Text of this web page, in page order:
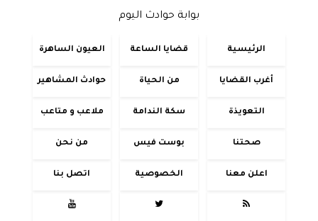
بوابة حوادث اليوم
الرئيسية قضايا الساعة العيون الساهرة
أغرب القضايا من الحياة حوادث المشاهير
التعويذة سكة الندامة ملاعب و متاعب
صحتنا بوست فيس من نحن
اعلن معنا الخصوصية اتصل بنا


